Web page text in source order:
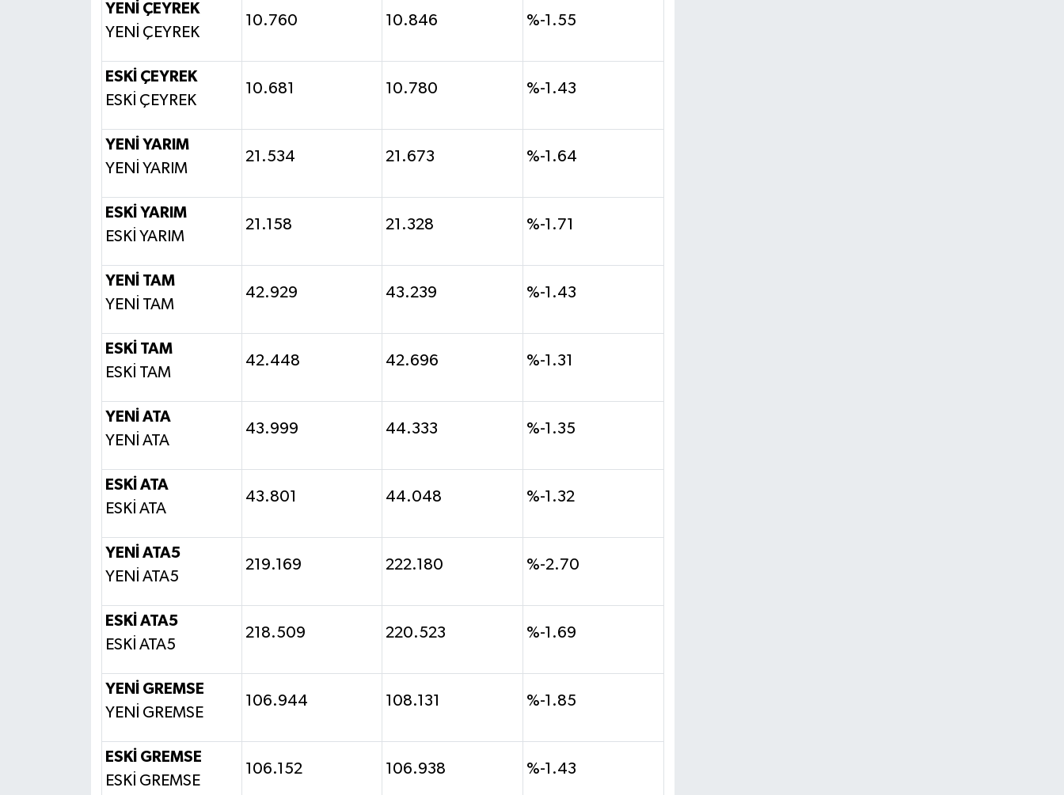
YENİ ÇEYREK
YENİ ÇEYREK
10.760 10.846 %-1.55
ESKİ ÇEYREK
ESKİ ÇEYREK
10.681 10.780 %-1.43
YENİ YARIM
YENİ YARIM
21.534 21.673 %-1.64
ESKİ YARIM
ESKİ YARIM
21.158 21.328 %-1.71
YENİ TAM
YENİ TAM
42.929 43.239 %-1.43
ESKİ TAM
ESKİ TAM
42.448 42.696 %-1.31
YENİ ATA
YENİ ATA
43.999 44.333 %-1.35
ESKİ ATA
ESKİ ATA
43.801 44.048 %-1.32
YENİ ATA5
YENİ ATA5
219.169 222.180 %-2.70
ESKİ ATA5
ESKİ ATA5
218.509 220.523 %-1.69
YENİ GREMSE
YENİ GREMSE
106.944 108.131 %-1.85
ESKİ GREMSE
ESKİ GREMSE
106.152 106.938 %-1.43